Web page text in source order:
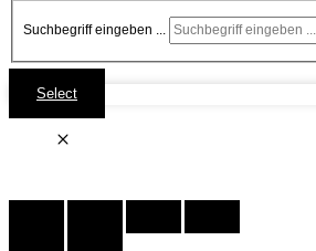
Suchbegriff eingeben ...
Select